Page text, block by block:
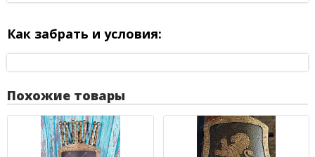
Как забрать и условия:
Похожие товары